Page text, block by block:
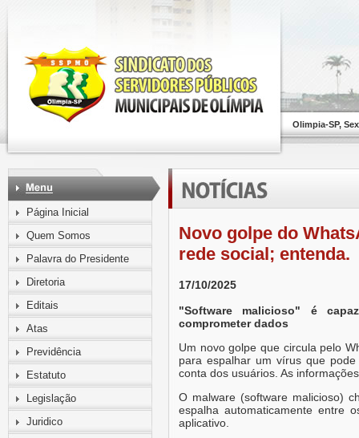
Olimpia-SP,
Página Inicial
Quem Somos
Palavra do Presidente
Diretoria
Editais
Atas
Previdência
Estatuto
Legislação
Juridico
Novo golpe do
rede social; entenda.
17/10/2025
"Software malicioso" é
comprometer dados
Um novo golpe que circula pelo
para espalhar um vírus que
conta dos usuários. As
O malware (software malicioso)
espalha automaticamente entre
aplicativo.